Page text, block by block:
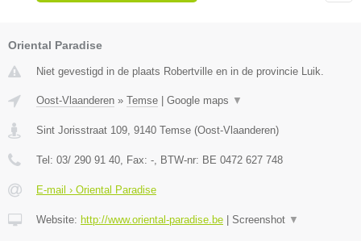
Oriental Paradise
Niet gevestigd in de plaats Robertville en in de provincie Luik.
Oost-Vlaanderen » Temse Google maps ▼
Sint Jorisstraat 109 9140 Temse (Oost-Vlaanderen)
Tel: 03/ 290 91 40 , Fax: - , BTW-nr: BE 0472 627 748
E-mail › Oriental Paradise
Website: http://www.oriental-paradise.be Screenshot ▼